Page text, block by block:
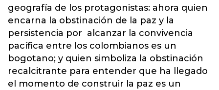
geografía de los protagonistas: ahora quien
encarna la obstinación de la paz y la
persistencia por alcanzar la convivencia
pacífica entre los colombianos es un
bogotano; y quien simboliza la obstinación
recalcitrante para entender que ha llegado
el momento de construir la paz es un